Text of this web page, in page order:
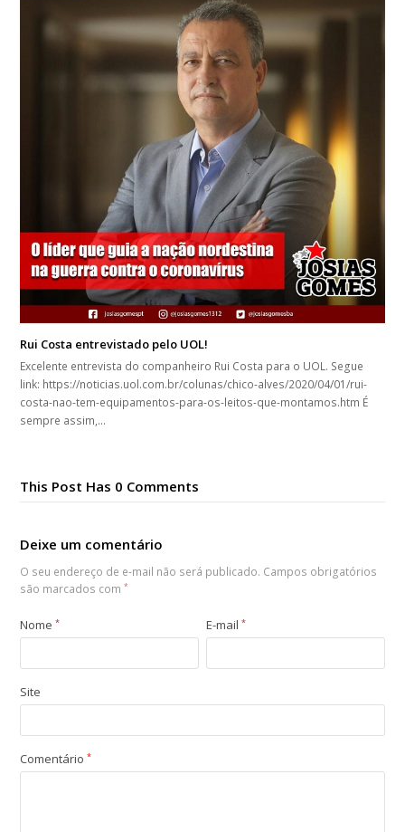
Rui Costa entrevistado pelo UOL!
Excelente entrevista do companheiro Rui Costa para o UOL. Segue
link: https://noticias.uol.com.br/colunas/chico-alves/2020/04/01/rui-
costa-nao-tem-equipamentos-para-os-leitos-que-montamos.htm É
sempre assim,…
This Post Has 0 Comments
Deixe um comentário
O seu endereço de e-mail não será publicado. Campos obrigatórios
são marcados com*
Nome* E-mail*
Site
Comentário*